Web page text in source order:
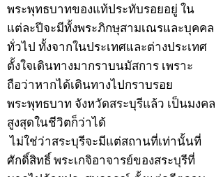
พระพุทธบาทของแท้ประทับรอยอยู่ ใน
แต่ละปีจะมีทั้งพระภิกษุสามเณรและบุคคล
ทั่วไป ทั้งจากในประเทศและต่างประเทศ
ตั้งใจเดินทางมากราบนมัสการ เพราะ
ถือว่าหากได้เดินทางไปกราบรอย
พระพุทธบาท จังหวัดสระบุรีแล้ว เป็นมงคล
สูงสุดในชีวิตก็ว่าได้
ไม่ใช่ว่าสระบุรีจะมีแต่สถานที่เท่านั้นที่
ศักดิ์สิทธิ์ พระเกจิอาจารย์ของสระบุรีที่